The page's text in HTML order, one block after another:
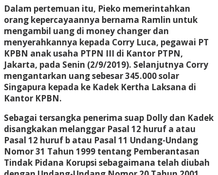
Dalam pertemuan itu, Pieko memerintahkan
orang kepercayaannya bernama Ramlin untuk
mengambil uang di money changer dan
menyerahkannya kepada Corry Luca, pegawai PT
KPBN anak usaha PTPN III di Kantor PTPN,
Jakarta, pada Senin (2/9/2019). Selanjutnya Corry
mengantarkan uang sebesar 345.000 solar
Singapura kepada ke Kadek Kertha Laksana di
Kantor KPBN.
Sebagai tersangka penerima suap Dolly dan Kadek
disangkakan melanggar Pasal 12 huruf a atau
Pasal 12 huruf b atau Pasal 11 Undang-Undang
Nomor 31 Tahun 1999 tentang Pemberantasan
Tindak Pidana Korupsi sebagaimana telah diubah